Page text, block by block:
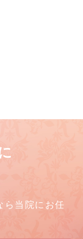
ら当院にお任